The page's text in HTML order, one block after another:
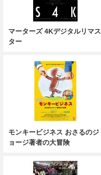
マーターズ 4Kデジタルリマス
ター
モンキービジネス おさるのジ
ョージ著者の大冒険